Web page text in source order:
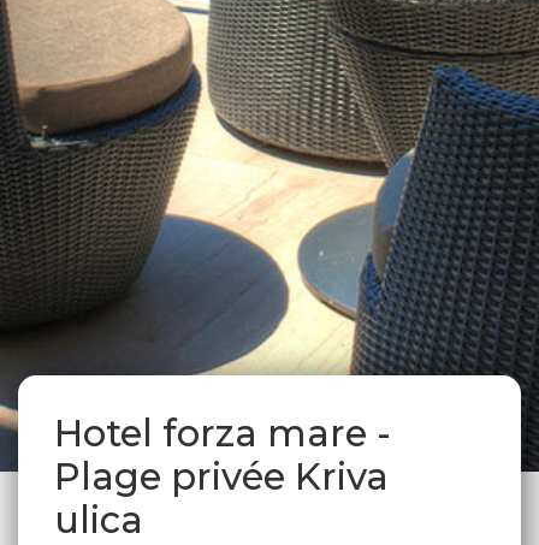
Hotel forza mare -
Plage privée Kriva
ulica